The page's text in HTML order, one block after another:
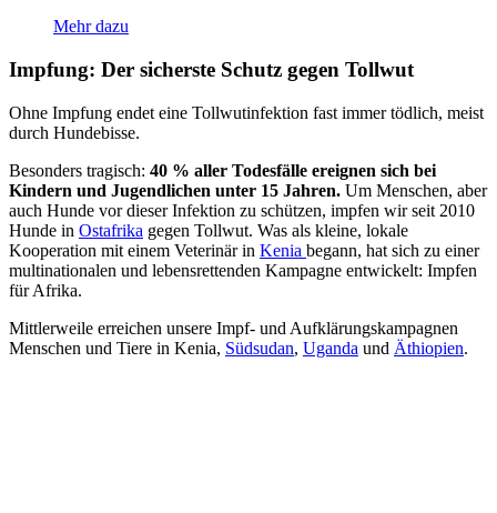
Mehr dazu
Impfung: Der sicherste Schutz gegen Tollwut
Ohne Impfung endet eine Tollwutinfektion fast immer tödlich, meist
durch Hundebisse.
Besonders tragisch: 40 % aller Todesfälle ereignen sich bei
Kindern und Jugendlichen unter 15 Jahren. Um Menschen, aber
auch Hunde vor dieser Infektion zu schützen, impfen wir seit 2010
Hunde in Ostafrika gegen Tollwut. Was als kleine, lokale
Kooperation mit einem Veterinär in Kenia begann, hat sich zu einer
multinationalen und lebensrettenden Kampagne entwickelt: Impfen
für Afrika.
Mittlerweile erreichen unsere Impf- und Aufklärungskampagnen
Menschen und Tiere in Kenia, Südsudan, Uganda und Äthiopien.